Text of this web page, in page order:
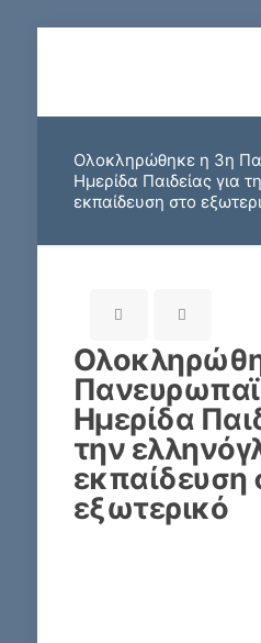
Ολοκληρώθηκε η 3η
Ημερίδα Παιδείας για
εκπαίδευση στο
Ημερίδα
την
εκπαίδευση
εξωτερικό